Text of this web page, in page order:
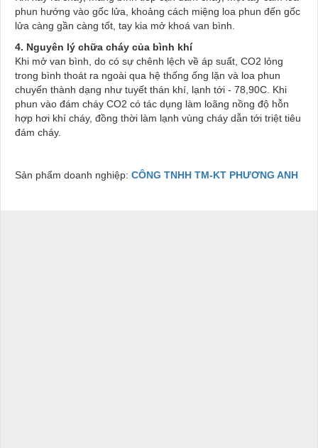
phun hướng vào gốc lửa, khoảng cách miệng loa phun đến gốc
lửa càng gần càng tốt, tay kia mở khoá van bình.
4. Nguyên lý chữa cháy của bình khí
Khi mở van bình, do có sự chênh lệch về áp suất, CO2 lỏng
trong bình thoát ra ngoài qua hệ thống ống lặn và loa phun
chuyển thành dạng như tuyết thán khí, lạnh tới - 78,90C. Khi
phun vào đám cháy CO2 có tác dụng làm loãng nồng độ hỗn
hợp hơi khí cháy, đồng thời làm lạnh vùng cháy dẫn tới triệt tiêu
đám cháy.
Sản phẩm doanh nghiệp: CÔNG TNHH TM-KT PHƯƠNG ANH